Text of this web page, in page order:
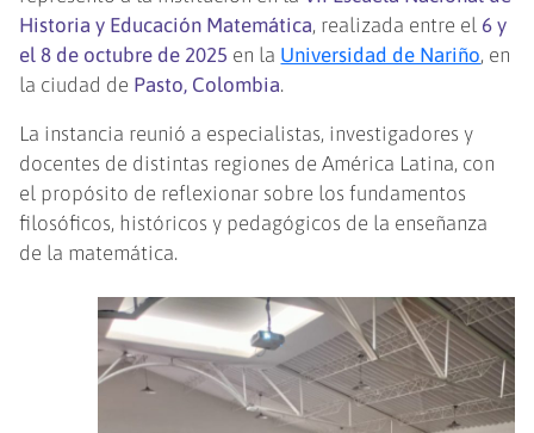
Historia y Educación Matemática, realizada entre el 6 y
el 8 de octubre de 2025 en la Universidad de Nariño, en
la ciudad de Pasto, Colombia.
La instancia reunió a especialistas, investigadores y
docentes de distintas regiones de América Latina, con
el propósito de reflexionar sobre los fundamentos
filosóficos, históricos y pedagógicos de la enseñanza
de la matemática.